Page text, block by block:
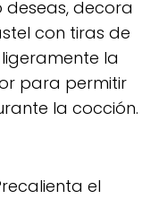
deseas, decora
con tiras de
la
para permitir
la cocción.
el